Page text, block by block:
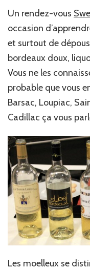
Un rendez-vous
occasion
et surtout de
bordeaux doux,
Vous ne les
probable que vous
Barsac, Loupiac,
Cadillac ça vous
Les moelleux se